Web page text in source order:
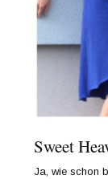
Sweet
Ja, wie schon